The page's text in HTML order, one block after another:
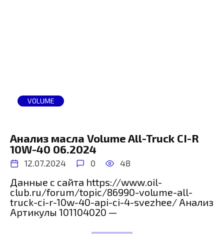
VOLUME
Анализ масла Volume All-Truck CI-R
10W-40 06.2024
12.07.2024 0 48
Данные с сайта https://www.oil-
club.ru/forum/topic/86990-volume-all-
truck-ci-r-10w-40-api-ci-4-svezhee/ Анализ
Артикулы 101104020 —